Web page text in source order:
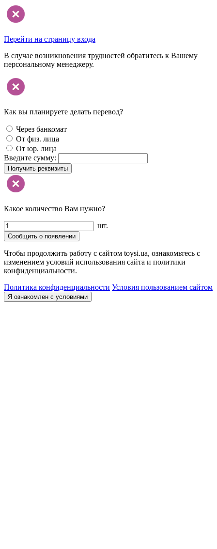
Перейти на страницу входа
В случае возникновения трудностей обратитесь к Вашему
персональному менеджеру.
Как вы планируете делать перевод?
Через банкомат
От физ. лица
От юр. лица
Введите сумму:
Получить реквизиты
Какое количество Вам нужно?
шт.
Сообщить о появлении
Чтобы продолжить работу с сайтом toysi.ua, ознакомьтесь с
изменением условий использования сайта и политики
конфиденциальности.
Политика конфиденциальности Условия пользованием сайтом
Я ознакомлен с условиями